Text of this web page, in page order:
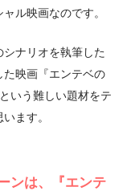
ル映画なのです。
ナリオを執筆した
映画『エンテベの
いう難しい題材をテ
ます。
ンは、『エンテ